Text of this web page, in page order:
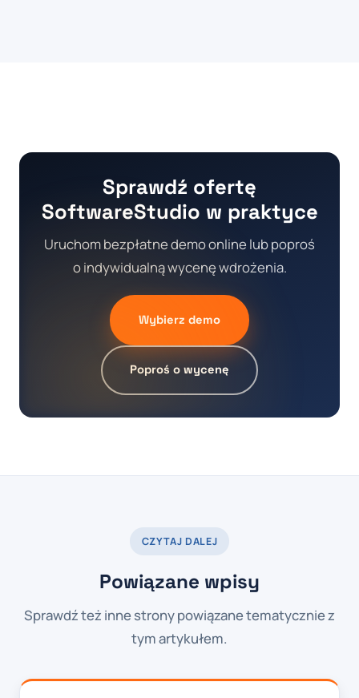
Sprawdź ofertę
SoftwareStudio w praktyce
Uruchom bezpłatne demo online lub poproś
o indywidualną wycenę wdrożenia.
Wybierz demo
Poproś o wycenę
CZYTAJ DALEJ
Powiązane wpisy
Sprawdź też inne strony powiązane tematycznie z
tym artykułem.